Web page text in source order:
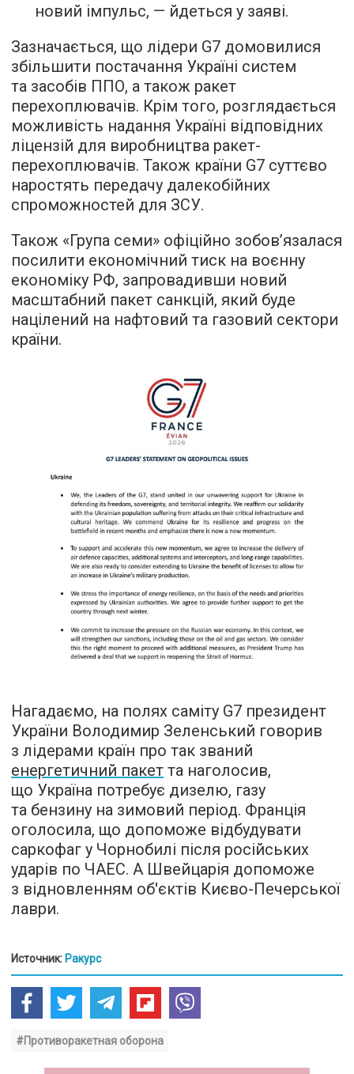
новий імпульс, — йдеться у заяві.
Зазначається, що лідери G7 домовилися
збільшити постачання Україні систем
та засобів ППО, а також ракет
перехоплювачів. Крім того, розглядається
можливість надання Україні відповідних
ліцензій для виробництва ракет-
перехоплювачів. Також країни G7 суттєво
наростять передачу далекобійних
спроможностей для ЗСУ.
Також «Група семи» офіційно зобов’язалася
посилити економічний тиск на воєнну
економіку РФ, запровадивши новий
масштабний пакет санкцій, який буде
націлений на нафтовий та газовий сектори
країни.
Нагадаємо, на полях саміту G7 президент
України Володимир Зеленський говорив
з лідерами країн про так званий
енергетичний пакет та наголосив,
що Україна потребує дизелю, газу
та бензину на зимовий період. Франція
оголосила, що допоможе відбудувати
саркофаг у Чорнобилі після російських
ударів по ЧАЕС. А Швейцарія допоможе
з відновленням об'єктів Києво-Печерської
лаври.
Источник: Ракурс
#Противоракетная оборона